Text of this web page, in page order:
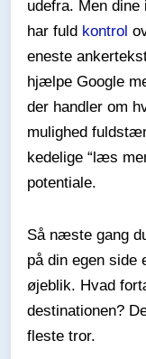
udefra. Men
har fuld kontrol
eneste
hjælpe Google
der handler om
mulighed
kedelige “læs
potentiale.
Så næste gang
på din egen side
øjeblik. Hvad
destinationen?
fleste tror.